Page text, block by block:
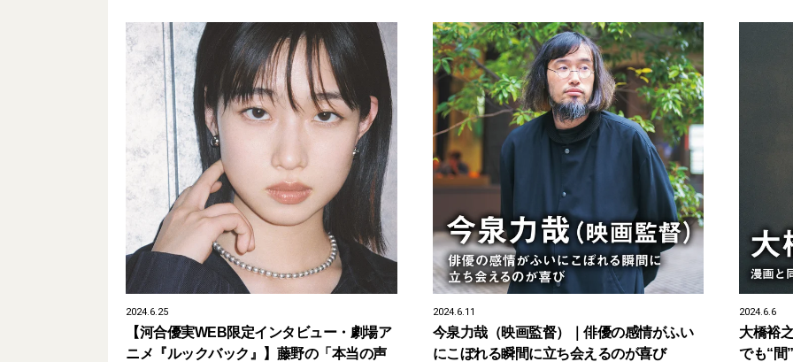
2024.6.25
【河合優実WEB限定インタビュー・劇場ア
ニメ『ルックバック』】藤野の「本当の声
2024.6.11
今泉力哉（映画監督）｜俳優の感情がふい
にこぼれる瞬間に立ち会えるのが喜び
2024.6.6
大橋裕
でも“間